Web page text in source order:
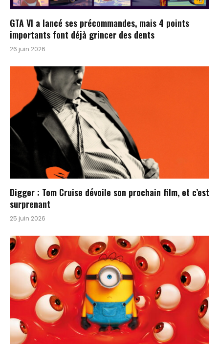
GTA VI a lancé ses précommandes, mais 4 points
importants font déjà grincer des dents
26 juin 2026
Digger : Tom Cruise dévoile son prochain film, et c’est
surprenant
25 juin 2026